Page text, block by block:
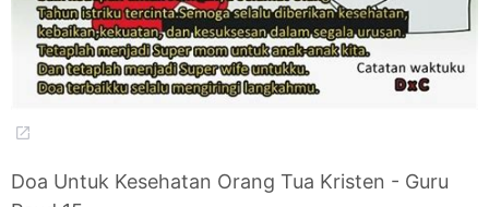
Doa Untuk Kesehatan Orang Tua Kristen - Guru